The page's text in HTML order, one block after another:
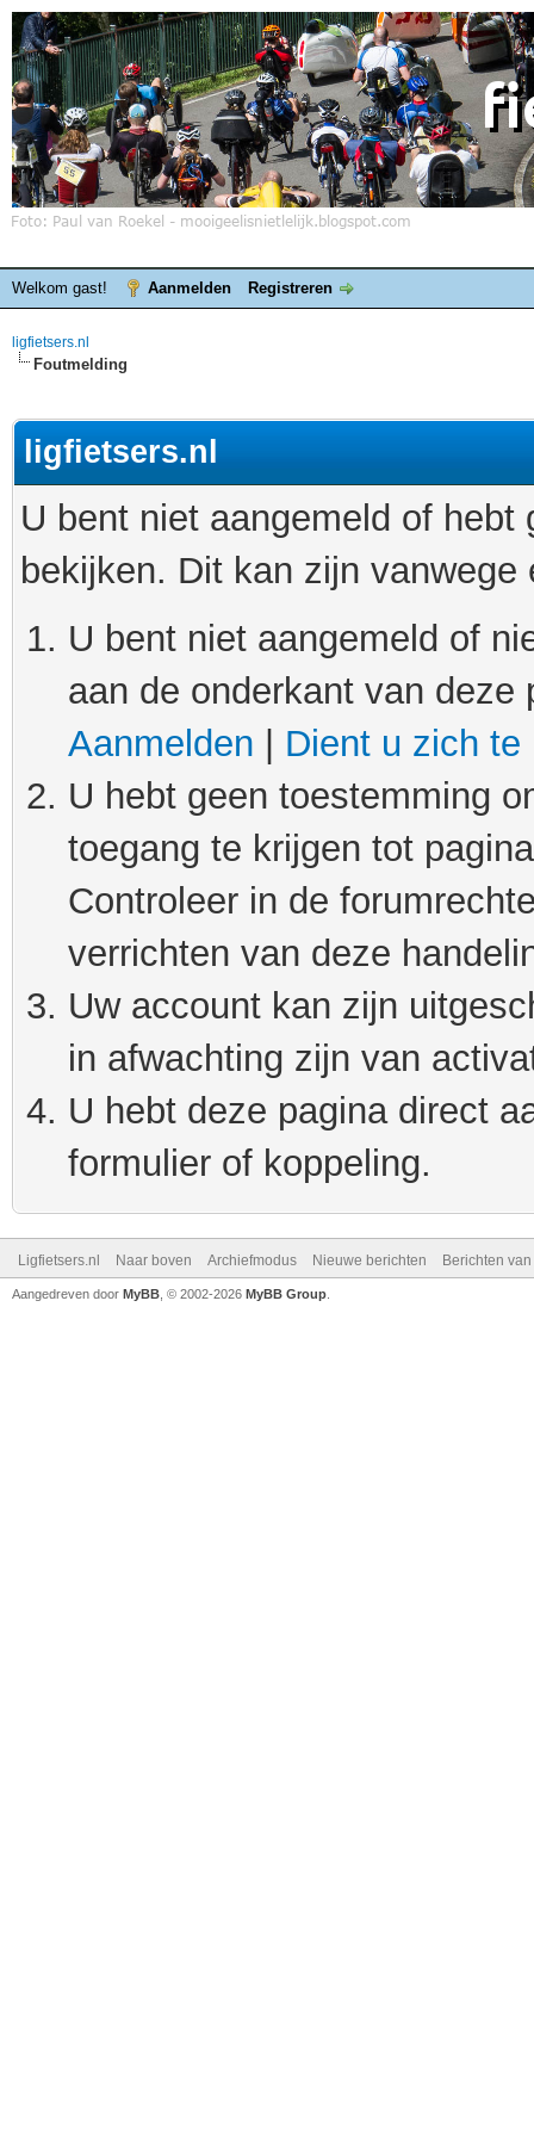
Welkom gast! Aanmelden Registreren
ligfietsers.nl
Foutmelding
ligfietsers.nl
U bent niet aangemeld of
bekijken. Dit kan zijn
U bent niet aangemeld of
aan de onderkant van
Aanmelden
Dient u zich te
U hebt geen toestemming
toegang te krijgen tot
Controleer in de
verrichten van deze
Uw account kan zijn
in afwachting zijn van
U hebt deze pagina direct
formulier of koppeling.
Ligfietsers.nl Naar boven Archiefmodus Nieuwe berichten Berichten
Aangedreven door MyBB , © 2002-2026 MyBB Group